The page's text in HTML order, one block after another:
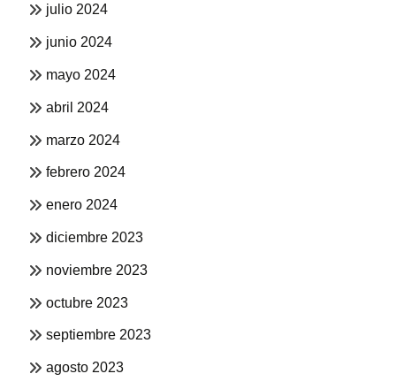
julio 2024
junio 2024
mayo 2024
abril 2024
marzo 2024
febrero 2024
enero 2024
diciembre 2023
noviembre 2023
octubre 2023
septiembre 2023
agosto 2023